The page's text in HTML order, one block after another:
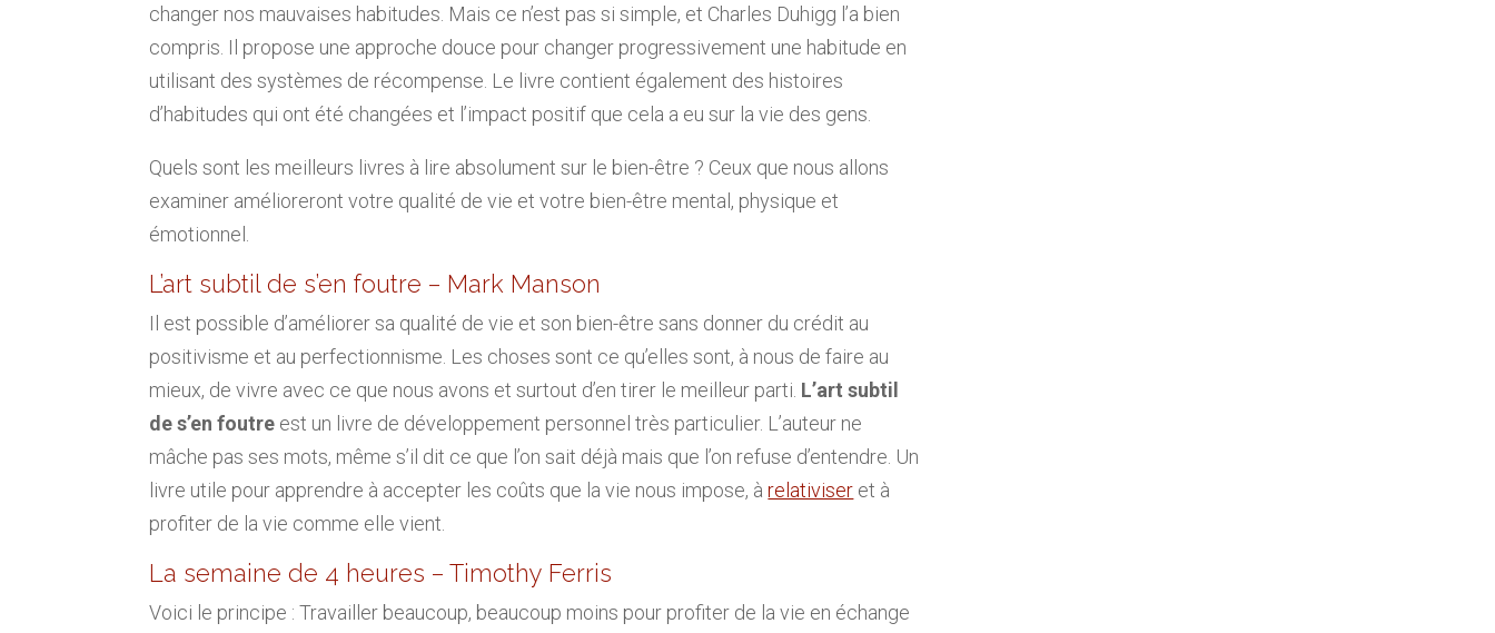
changer nos mauvaises habitudes. Mais ce n’est pas si simple, et Charles Duhigg l’a bien
compris. Il propose une approche douce pour changer progressivement une habitude en
utilisant des systèmes de récompense. Le livre contient également des histoires
d’habitudes qui ont été changées et l’impact positif que cela a eu sur la vie des gens.
Quels sont les meilleurs livres à lire absolument sur le bien-être ? Ceux que nous allons
examiner amélioreront votre qualité de vie et votre bien-être mental, physique et
émotionnel.
L’art subtil de s’en foutre – Mark Manson
Il est possible d’améliorer sa qualité de vie et son bien-être sans donner du crédit au
positivisme et au perfectionnisme. Les choses sont ce qu’elles sont, à nous de faire au
mieux, de vivre avec ce que nous avons et surtout d’en tirer le meilleur parti. L’art subtil
de s’en foutre est un livre de développement personnel très particulier. L’auteur ne
mâche pas ses mots, même s’il dit ce que l’on sait déjà mais que l’on refuse d’entendre. Un
livre utile pour apprendre à accepter les coûts que la vie nous impose, àrelativiser et à
profiter de la vie comme elle vient.
La semaine de 4 heures – Timothy Ferris
Voici le principe : Travailler beaucoup, beaucoup moins pour profiter de la vie en échange